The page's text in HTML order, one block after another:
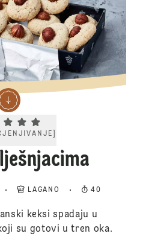
Current rating 5.0. Click to rate.
LAGANO 40
keksi spadaju u
su gotovi u tren oka.